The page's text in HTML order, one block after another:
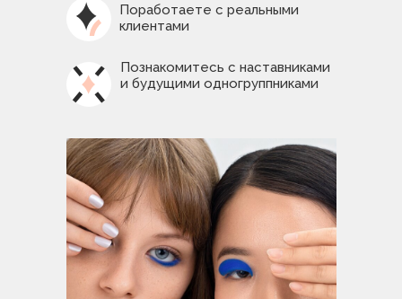
Поработаете с реальными
клиентами
Познакомитесь с наставниками
и будущими одногруппниками